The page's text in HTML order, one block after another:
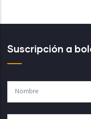
Suscripción a
Nombre